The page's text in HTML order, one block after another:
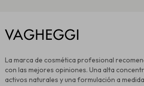
La marca de cosmética profesional
con las mejores opiniones. Una alta
activos naturales y una formulación a